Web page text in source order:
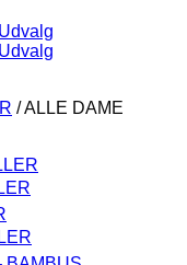
/ALLE DAME